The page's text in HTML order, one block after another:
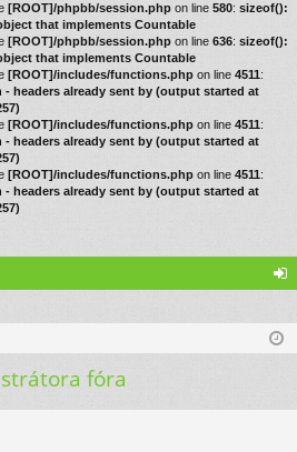
[ROOT]/phpbb/session.php on line 580: sizeof():
that implements Countable
[ROOT]/phpbb/session.php on line 636: sizeof():
that implements Countable
[ROOT]/includes/functions.php on line 4511:
headers already sent by (output started at
[ROOT]/includes/functions.php on line 4511:
headers already sent by (output started at
[ROOT]/includes/functions.php on line 4511:
headers already sent by (output started at
lá
se
fóra